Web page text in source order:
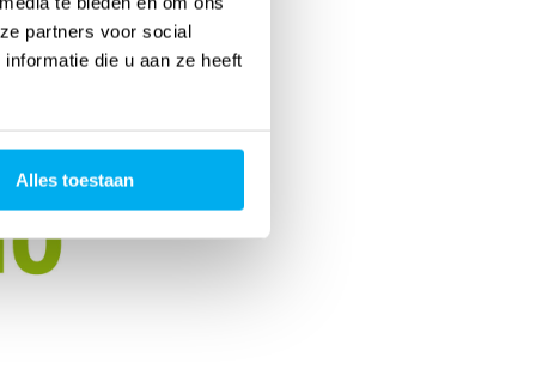
partners voor social
die u aan ze heeft
Alles toestaan